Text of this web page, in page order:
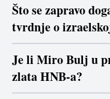
Što se zapravo
tvrdnje o
Je li Miro Bulj u
zlata HNB-a?